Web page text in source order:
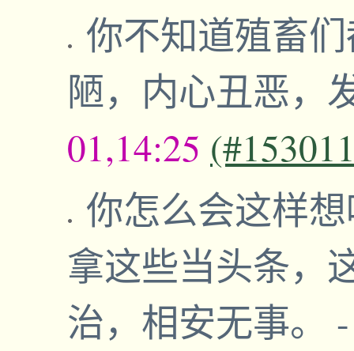
你不知道殖畜
陋，内心丑恶，
01,14:25
你怎么会这样
拿这些当头条，
治，相安无事。